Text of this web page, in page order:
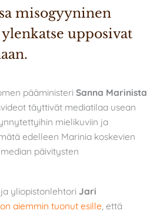
misogyyninen
upposivat
pääministeri Sanna Marinista
täyttivät mediatilaa usean
mielikuviin ja
edelleen Marinia koskevien
päivitysten
ja yliopistonlehtori Jari
aiemmin tuonut esille, että